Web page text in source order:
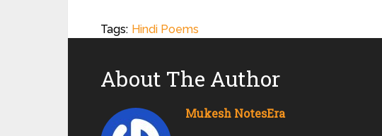
Tags: Hindi Poems
About The Author
Mukesh NotesEra